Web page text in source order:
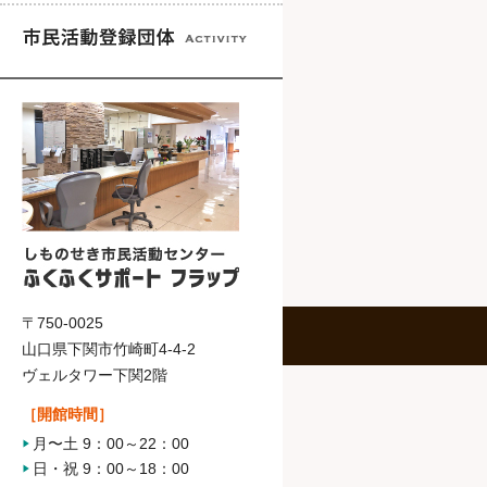
〒750-0025
山口県下関市竹崎町4-4-2
ヴェルタワー下関2階
［開館時間］
月〜土 9：00～22：00
日・祝 9：00～18：00